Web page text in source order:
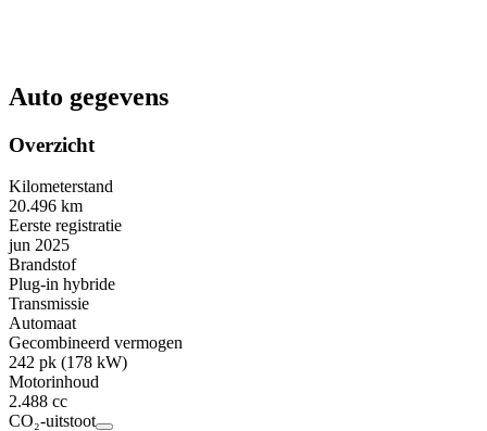
Auto gegevens
Overzicht
Kilometerstand
20.496 km
Eerste registratie
jun 2025
Brandstof
Plug-in hybride
Transmissie
Automaat
Gecombineerd vermogen
242 pk (178 kW)
Motorinhoud
2.488 cc
CO₂-uitstoot